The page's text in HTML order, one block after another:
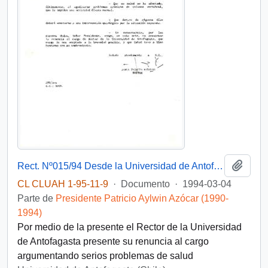
Rect. Nº015/94 Desde la Universidad de Antofagasta, de su Rector, sr. Jorge Peralta Hidalgo, dirigida a S.E. Dn. Patricio Aylwin Azócar
CL CLUAH 1-95-11-9 · Documento · 1994-03-04
Parte de Presidente Patricio Aylwin Azócar (1990-
1994)
Por medio de la presente el Rector de la Universidad
de Antofagasta presente su renuncia al cargo
argumentando serios problemas de salud